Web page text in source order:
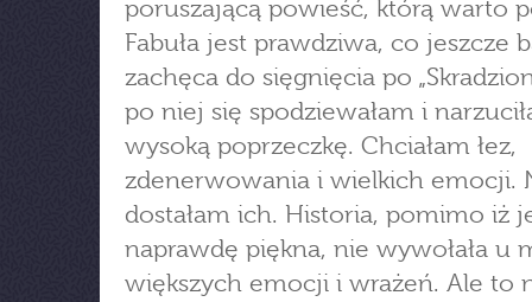
poruszającą powieść, którą warto
Fabuła jest prawdziwa, co jeszcze
zachęca do sięgnięcia po
po niej się spodziewałam i
wysoką poprzeczkę. Chciałam łez,
zdenerwowania i wielkich emocji.
dostałam ich. Historia, pomimo iż
naprawdę piękna, nie wywołała u
większych emocji i wrażeń. Ale to